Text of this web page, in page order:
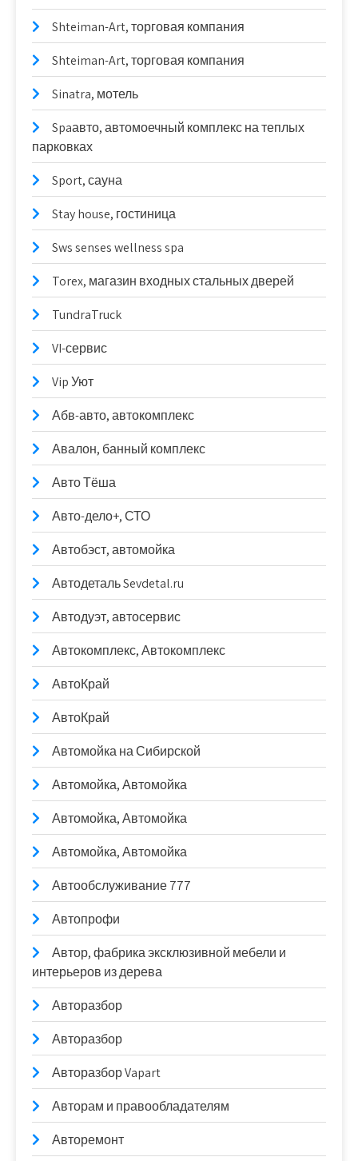
Shteiman-Art, торговая компания
Shteiman-Art, торговая компания
Sinatra, мотель
Spaавто, автомоечный комплекс на теплых
парковках
Sport, сауна
Stay house, гостиница
Sws senses wellness spa
Torex, магазин входных стальных дверей
TundraTruck
VI-сервис
Vip Уют
Абв-авто, автокомплекс
Авалон, банный комплекс
Авто Тёша
Авто-дело+, СТО
Автобэст, автомойка
Автодеталь Sevdetal.ru
Автодуэт, автосервис
Автокомплекс, Автокомплекс
АвтоКрай
АвтоКрай
Автомойка на Сибирской
Автомойка, Автомойка
Автомойка, Автомойка
Автомойка, Автомойка
Автообслуживание 777
Автопрофи
Автор, фабрика эксклюзивной мебели и
интерьеров из дерева
Авторазбор
Авторазбор
Авторазбор Vapart
Авторам и правообладателям
Авторемонт